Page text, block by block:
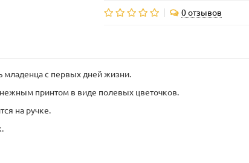
0 отзывов
младенца с первых дней жизни.
принтом в виде полевых цветочков.
на ручке.